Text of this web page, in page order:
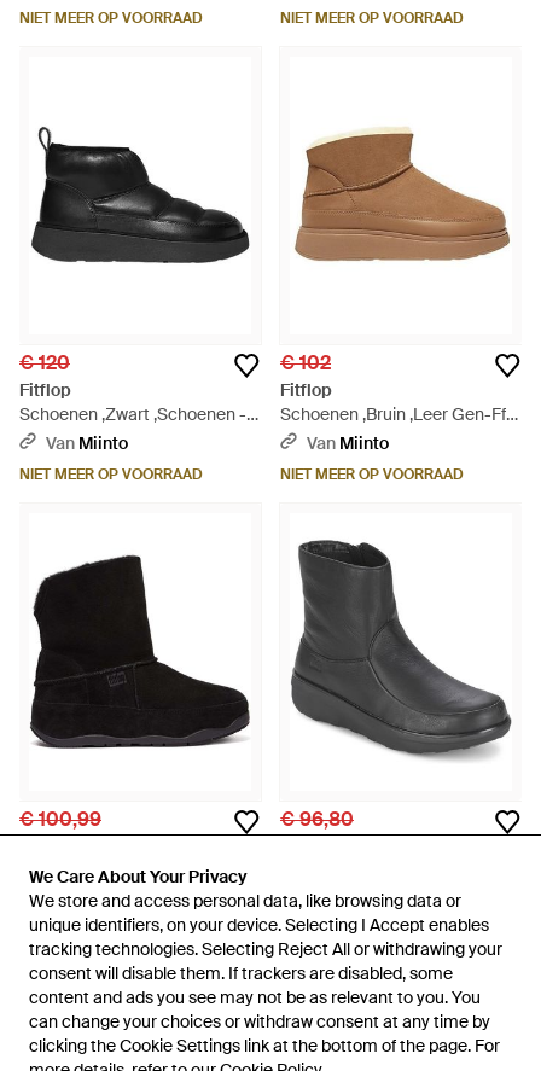
We Care About Your Privacy
We store and access personal data, like browsing data or
unique identifiers, on your device. Selecting I Accept enables
tracking technologies. Selecting Reject All or withdrawing your
consent will disable them. If trackers are disabled, some
content and ads you see may not be as relevant to you. You
can change your choices or withdraw consent at any time by
clicking the Cookie Settings link at the bottom of the page. For
We Care About Your Privacy
We store and access personal data, like browsing data or
unique identifiers, on your device. Selecting I Accept enables
tracking technologies. Selecting Reject All or withdrawing your
consent will disable them. If trackers are disabled, some
content and ads you see may not be as relevant to you. You
can change your choices or withdraw consent at any time by
clicking the Cookie Settings link at the bottom of the page. For
NIET MEER OP VOORRAAD NIET MEER OP VOORRAAD
€ 120
Fitflop
Schoenen ,Zwart ,Schoenen -
Zwart
Van Miinto
NIET MEER OP VOORRAAD
€ 102
Fitflop
Schoenen ,Bruin ,Leer Gen-Ff
Mini Double-Face Shearling
Van Miinto
NIET MEER OP VOORRAAD
€ 100,99
Fit Flop Original Mukluk Shorty
Shearling Laarzen - Zwart
VanSecret Sales
NIET MEER OP VOORRAAD
€ 96,80
Boot - Zwart
Van Spartoo
NIET MEER OP VOORRAAD
68 van 68 artikelen